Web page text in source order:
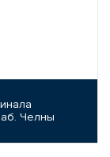
Челны